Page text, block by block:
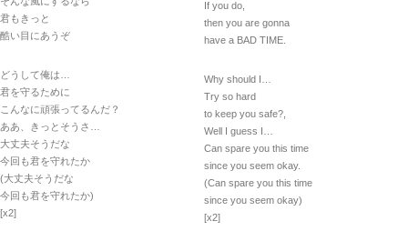
君もきっと
酷い目にあうぞ
どうして俺は…
君を守るために
こんなに頑張ってるんだ？
ああ、きっとそうさ…
大丈夫そうだな
今回も君を守れたか
(大丈夫そうだな
今回も君を守れたか)
[x2]
If you do,
then you are gonna
have a BAD TIME.
Why should I…
Try so hard
to keep you safe?,
Well I guess I…
Can spare you this time
since you seem okay.
(Can spare you this time
since you seem okay)
[x2]